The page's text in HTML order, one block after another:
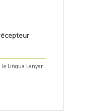
Lingua Lanyar . .